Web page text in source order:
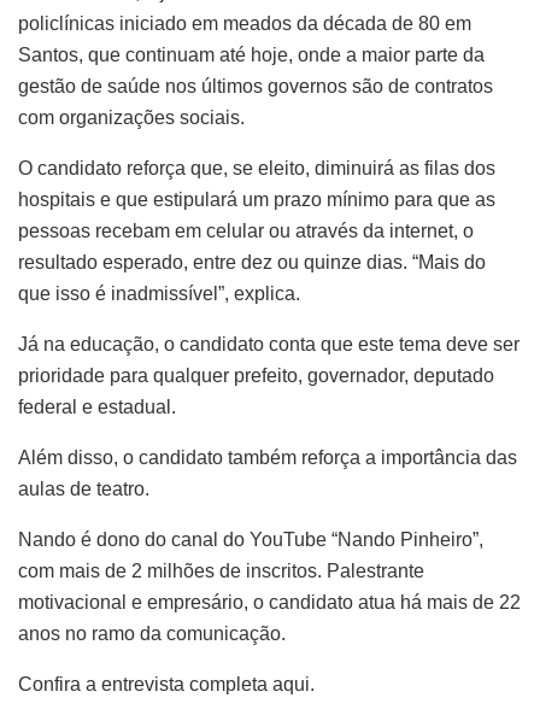
policlínicas iniciado em meados da década de 80 em
Santos, que continuam até hoje, onde a maior parte da
gestão de saúde nos últimos governos são de contratos
com organizações sociais.
O candidato reforça que, se eleito, diminuirá as filas dos
hospitais e que estipulará um prazo mínimo para que as
pessoas recebam em celular ou através da internet, o
resultado esperado, entre dez ou quinze dias. “Mais do
que isso é inadmissível”, explica.
Já na educação, o candidato conta que este tema deve ser
prioridade para qualquer prefeito, governador, deputado
federal e estadual.
Além disso, o candidato também reforça a importância das
aulas de teatro.
Nando é dono do canal do YouTube “Nando Pinheiro”,
com mais de 2 milhões de inscritos. Palestrante
motivacional e empresário, o candidato atua há mais de 22
anos no ramo da comunicação.
Confira a entrevista completa aqui.